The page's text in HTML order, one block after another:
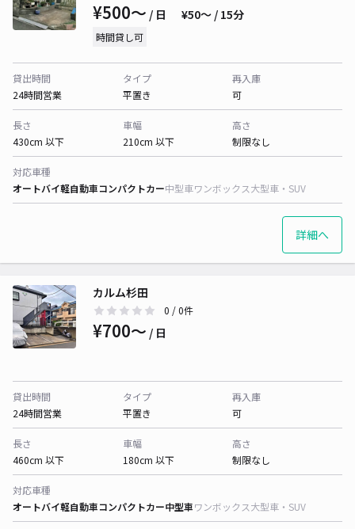
¥500〜 / 日 ¥50〜 / 15分
時間貸し可
貸出時間
24時間営業
タイプ
平置き
再入庫
可
長さ
430cm 以下
車幅
210cm 以下
高さ
制限なし
対応車種
オートバイ軽自動車コンパクトカー中型車ワンボックス大型車・SUV
詳細へ
カルム杉田
0 / 0件
¥700〜 / 日
貸出時間
24時間営業
タイプ
平置き
再入庫
可
長さ
460cm 以下
車幅
180cm 以下
高さ
制限なし
対応車種
オートバイ軽自動車コンパクトカー中型車ワンボックス大型車・SUV